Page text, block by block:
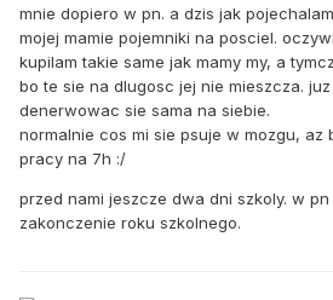
mnie dopiero w pn. a dzis jak
mojej mamie pojemniki na posciel.
kupilam takie same jak mamy my, a
bo te sie na dlugosc jej nie mieszcza.
denerwowac sie sama na siebie.
normalnie cos mi sie psuje w mozgu, az
pracy na 7h :/
przed nami jeszcze dwa dni szkoly. w
zakonczenie roku szkolnego.